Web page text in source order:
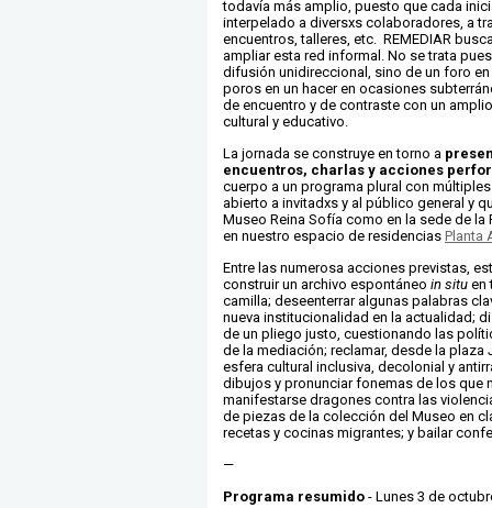
todavía más amplio, puesto que cada
interpelado a diversxs colaboradores, a
encuentros, talleres, etc. REMEDIAR
ampliar esta red informal. No se trata
difusión unidireccional, sino de un foro
poros en un hacer en ocasiones
de encuentro y de contraste con un
cultural y educativo.
La jornada se construye en torno a
encuentros, charlas y acciones
cuerpo a un programa plural con
abierto a invitadxs y al público general y
Museo Reina Sofía como en la sede de la
en nuestro espacio de residencias Planta
Entre las numerosa acciones previstas,
construir un archivo espontáneo in situ en
camilla; deseenterraralgunas palabras
nueva institucionalidad en la actualidad;
de un pliego justo, cuestionando las
de la mediación; reclamar, desde la plaza
esfera cultural inclusiva, decolonial y
dibujos y pronunciar fonemas de los que
manifestarse dragones contra las
de piezas de la colección del Museo en
recetas y cocinas migrantes; y bailar
—
Programa resumido - Lunes 3 de